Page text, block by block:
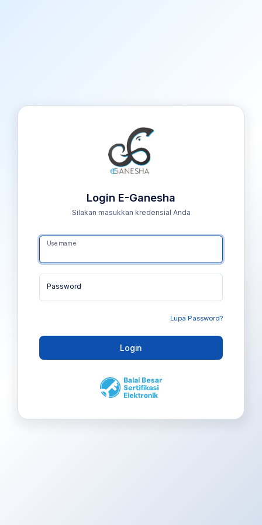
Login E-Ganesha
Silakan masukkan kredensial Anda
Username
Password
Lupa Password?
Login